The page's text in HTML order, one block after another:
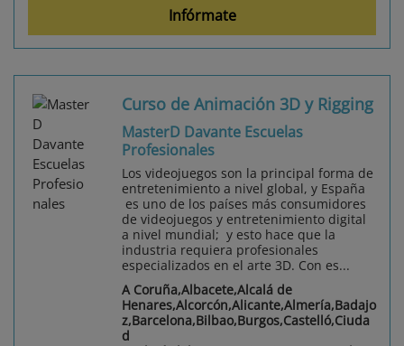
Infórmate
Curso de Animación 3D y Rigging
MasterD Davante Escuelas
Profesionales
Los videojuegos son la principal forma de
entretenimiento a nivel global, y España
es uno de los países más consumidores
de videojuegos y entretenimiento digital
a nivel mundial; y esto hace que la
industria requiera profesionales
especializados en el arte 3D. Con es...
A Coruña,Albacete,Alcalá de
Henares,Alcorcón,Alicante,Almería,Badajo
z,Barcelona,Bilbao,Burgos,Castelló,Ciuda
d